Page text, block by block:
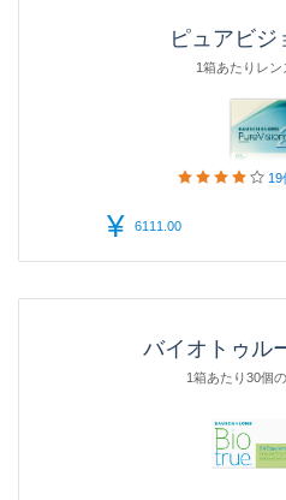
ピュアビジ
1箱あたりレン
19
¥ 6111.00
バイオトゥル
1箱あたり30個